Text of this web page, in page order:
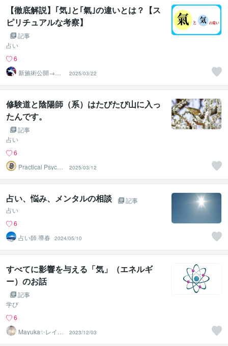
【徹底解説】｢気｣と｢氣｣の違いとは？【ス
ピリチュアルな考察】
記事
占い
6
新施術公開→≪
相手意識強制変
化≫◆星桜龍
2025/03/22
修験道と陰陽師（系）はたびたび山に入っ
たんです。
記事
占い
6
Practical Psycho
2025/03/12
占い、悩み、メンタルの相談
記事
占い
6
占い師 導春
2024/05/10
すべてに影響を与える「気」（エネルギ
ー）のお話
記事
学び
6
Mayuka✨レイキ
ヒーラー✨
2023/12/03